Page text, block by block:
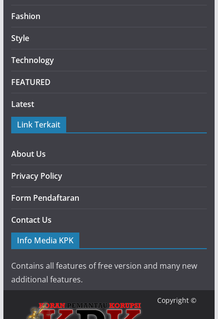
Fashion
Style
Technology
FEATURED
Latest
Link Terkait
About Us
Privacy Policy
Form Pendaftaran
Contact Us
Info Media KPK
Contains all features of free version and many new
additional features.
Copyright ©